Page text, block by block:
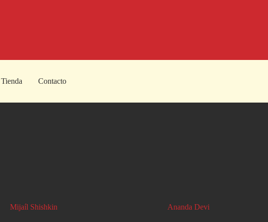
Tienda Contacto
Mijaí­l Shishkin Ananda Devi